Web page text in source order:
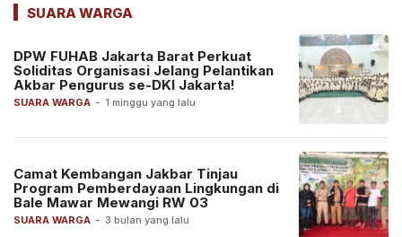
SUARA WARGA
SUARA WARGA - 1 minggu yang lalu
DPW FUHAB Jakarta Barat Perkuat
Soliditas Organisasi Jelang Pelantikan
Akbar Pengurus se-DKI Jakarta!
SUARA WARGA - 3 bulan yang lalu
Camat Kembangan Jakbar Tinjau
Program Pemberdayaan Lingkungan di
Bale Mawar Mewangi RW 03